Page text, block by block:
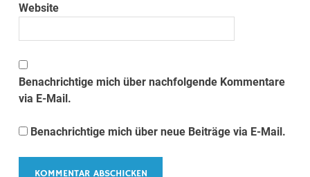
Website
Benachrichtige mich über nachfolgende Kommentare
via E-Mail.
Benachrichtige mich über neue Beiträge via E-Mail.